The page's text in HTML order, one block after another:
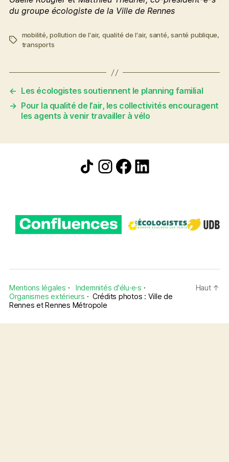
du groupe écologiste de la Ville de Rennes
Étiquettes
mobilité,pollution de l'air, qualité de l'air, santé,santé publique,
transports
← Les écologistes soutiennent le planning familial
→ Pour la qualité de l’air, les collectivités encouragent
les agents à venir travailler à vélo
Icône de partage
Instagram
Facebook
LinkedIn
Mentions légales · Indemnités d'élu·e·s ·
Organismes extérieurs · Crédits photos : Ville de
Rennes et Rennes Métropole
Haut ↑